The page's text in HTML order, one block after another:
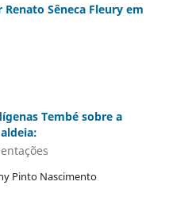
Sêneca Fleury em
Tembé sobre a
Pinto Nascimento